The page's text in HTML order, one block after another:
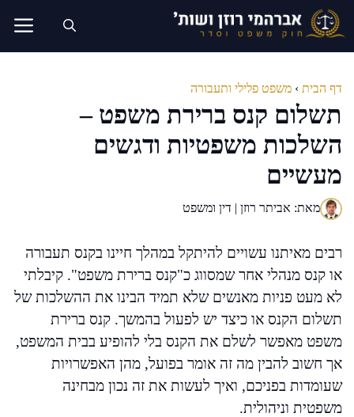
לדלג
לתוכן
דף הבית › משפט פלילי ותעבורה
תשלום קנס ברירת משפט –
השלכות משפטיות ודגשים
מעשיים
מאת: אביתר רוזן | דין ומשפט
רבים מאיתנו עשויים להיתקל במהלך חיינו בקנס תעבורה
או קנס מנהלי אחר שמסווג כ"קנס ברירת משפט". קיבלתי
לא מעט פניות מאנשים שלא תמיד הבינו את ההשלכות של
תשלום הקנס או כיצד יש לפעול בהמשך. קנס ברירת
משפט מאפשר לשלם את הקנס בלי להופיע בבית המשפט,
אך חשוב להבין מה זה אומר בפועל, מהן האפשרויות
שעומדות בפניכם, ואיך לעשות את זה נכון מבחינה
משפטית וניהולית.